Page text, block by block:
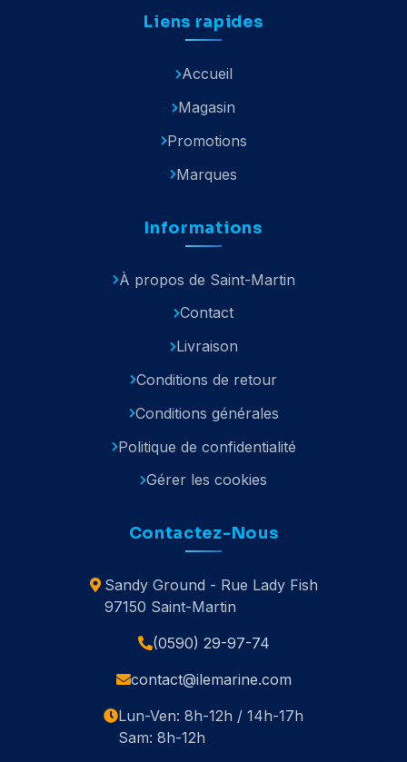
Liens rapides
Accueil
Magasin
Promotions
Marques
Informations
À propos de Saint-Martin
Contact
Livraison
Conditions de retour
Conditions générales
Politique de confidentialité
Gérer les cookies
Contactez-Nous
Sandy Ground - Rue Lady Fish
97150 Saint-Martin
(0590) 29-97-74
contact@ilemarine.com
Lun-Ven: 8h-12h / 14h-17h
Sam: 8h-12h